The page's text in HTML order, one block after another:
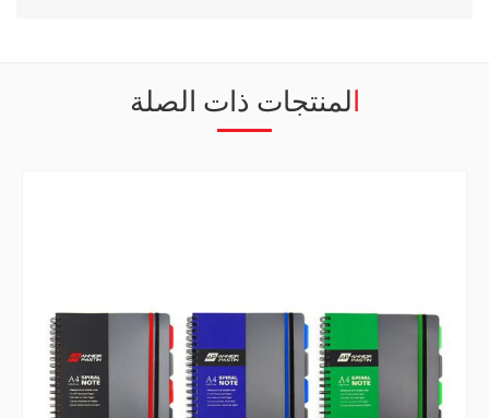
المنتجات ذات الصلة